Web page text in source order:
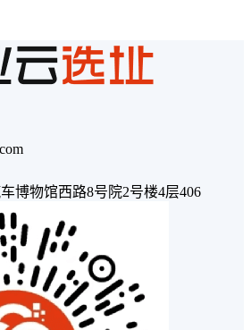
博物馆西路8号院2号楼4层406